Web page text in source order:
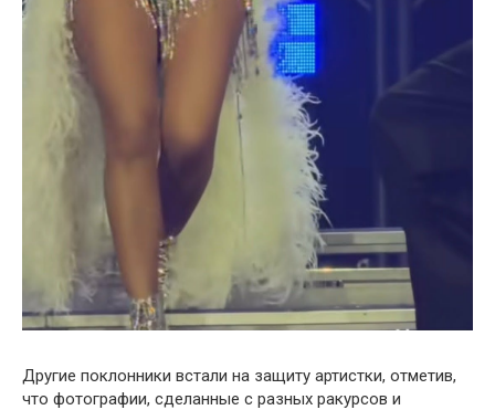
Другие поклонники встали на защиту артистки, отметив,
что фотографии, сделанные с разных ракурсов и